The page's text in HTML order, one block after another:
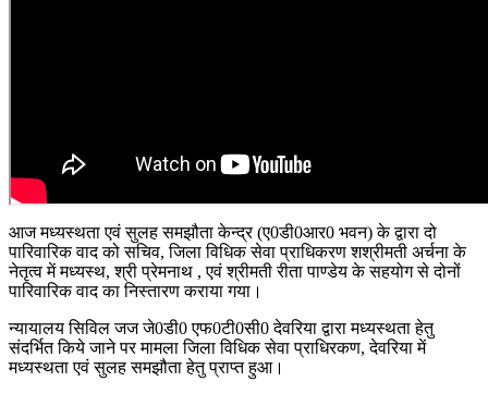
आज मध्यस्थता एवं सुलह समझौता केन्द्र (ए0डी0आर0 भवन) के द्वारा दो
पारिवारिक वाद को सचिव, जिला विधिक सेवा प्राधिकरण शश्रीमती अर्चना के
नेतृत्व में मध्यस्थ, श्री प्रेमनाथ , एवं श्रीमती रीता पाण्डेय के सहयोग से दोनों
पारिवारिक वाद का निस्तारण कराया गया।
न्यायालय सिविल जज जे0डी0 एफ0टी0सी0 देवरिया द्वारा मध्यस्थता हेतु
संदर्भित किये जाने पर मामला जिला विधिक सेवा प्राधिरकण, देवरिया में
मध्यस्थता एवं सुलह समझौता हेतु प्राप्त हुआ।